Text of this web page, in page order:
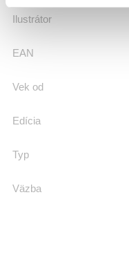
Ilustrátor
EAN
Vek od
Edícia
Typ
Väzba